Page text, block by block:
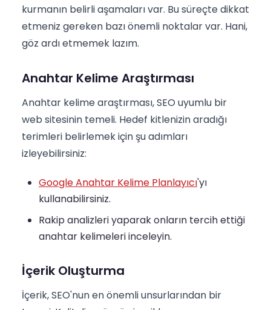
kurmanın belirli aşamaları var. Bu süreçte dikkat
etmeniz gereken bazı önemli noktalar var. Hani,
göz ardı etmemek lazım.
Anahtar Kelime Araştırması
Anahtar kelime araştırması, SEO uyumlu bir
web sitesinin temeli. Hedef kitlenizin aradığı
terimleri belirlemek için şu adımları
izleyebilirsiniz:
Google Anahtar Kelime Planlayıcı'yı
kullanabilirsiniz.
Rakip analizleri yaparak onların tercih ettiği
anahtar kelimeleri inceleyin.
İçerik Oluşturma
İçerik, SEO'nun en önemli unsurlarından bir